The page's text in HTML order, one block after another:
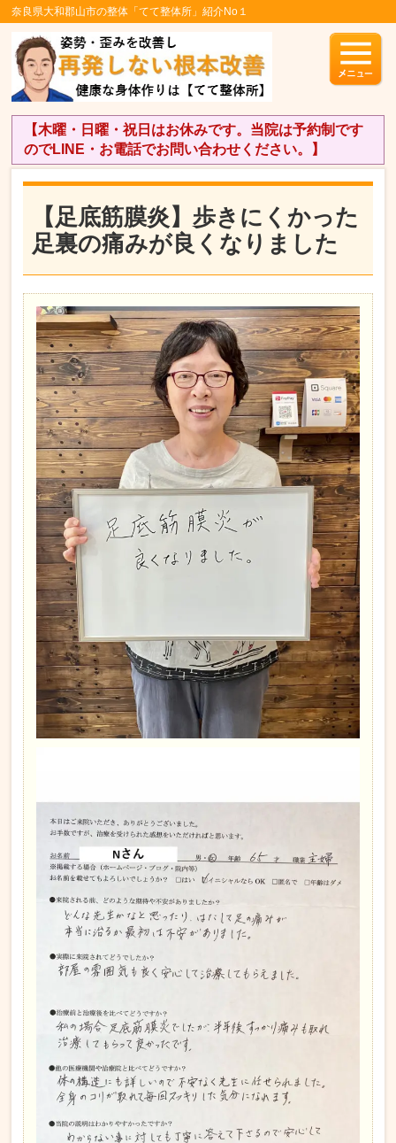
奈良県大和郡山市の整体「てて整体所」紹介No１
【木曜・日曜・祝日はお休みです。当院は予約制です
のでLINE・お電話でお問い合わせください。】
【足底筋膜炎】歩きにくかった
足裏の痛みが良くなりました